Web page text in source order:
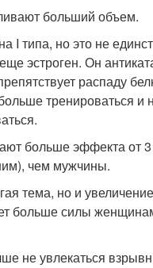
больший объем.
I типа, но это не
эстроген. Он
распаду
тренироваться и
больше эффекта от 3
чем мужчины.
тема, но и
больше силы
не увлекаться